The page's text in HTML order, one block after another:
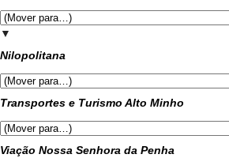
▼
Nilopolitana
Transportes e Turismo Alto Minho
Viação Nossa Senhora da Penha